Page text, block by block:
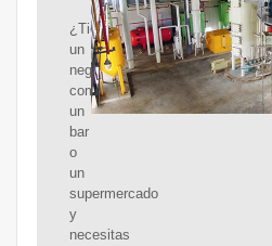
¿Tienes
un
negocio
como
un
bar
o
un
supermercado
y
necesitas